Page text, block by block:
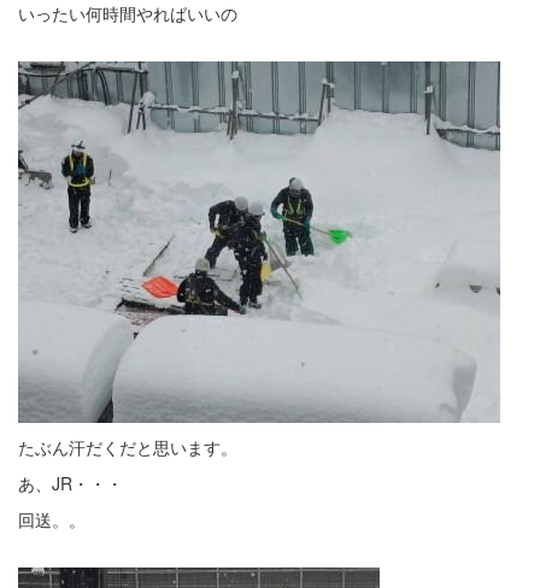
いったい何時間やればいいの
たぶん汗だくだと思います。
あ、JR・・・
回送。。